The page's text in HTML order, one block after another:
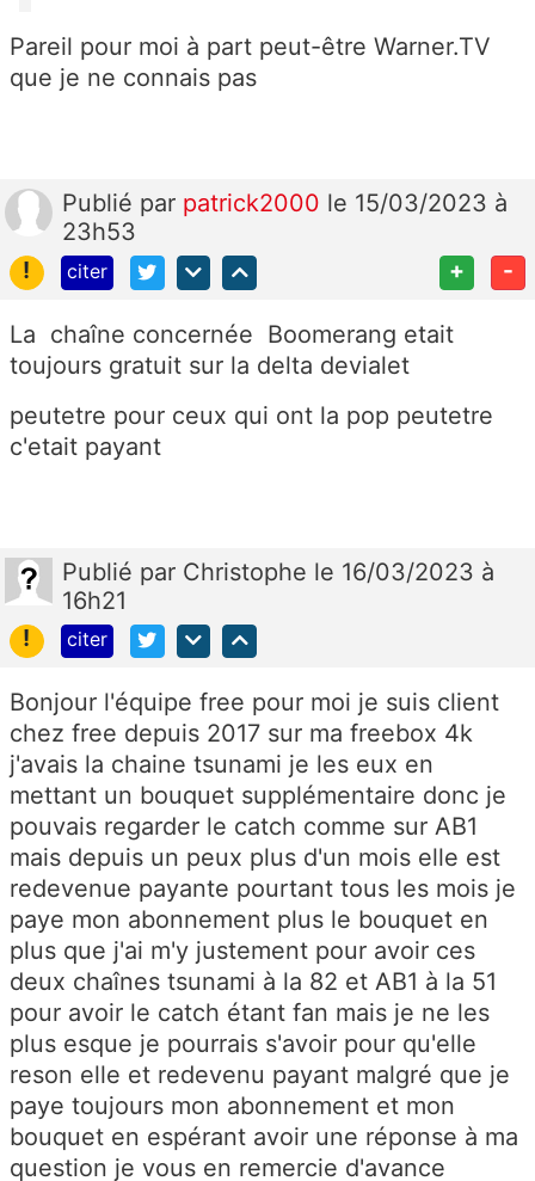
Pareil pour moi à part peut-être Warner.TV
que je ne connais pas
Publié par patrick2000 le 15/03/2023 à
23h53
!
citer + -
La chaîne concernée Boomerang etait
toujours gratuit sur la delta devialet
peutetre pour ceux qui ont la pop peutetre
c'etait payant
Publié par Christophe le 16/03/2023 à
16h21
!
citer
Bonjour l'équipe free pour moi je suis client
chez free depuis 2017 sur ma freebox 4k
j'avais la chaine tsunami je les eux en
mettant un bouquet supplémentaire donc je
pouvais regarder le catch comme sur AB1
mais depuis un peux plus d'un mois elle est
redevenue payante pourtant tous les mois je
paye mon abonnement plus le bouquet en
plus que j'ai m'y justement pour avoir ces
deux chaînes tsunami à la 82 et AB1 à la 51
pour avoir le catch étant fan mais je ne les
plus esque je pourrais s'avoir pour qu'elle
reson elle et redevenu payant malgré que je
paye toujours mon abonnement et mon
bouquet en espérant avoir une réponse à ma
question je vous en remercie d'avance